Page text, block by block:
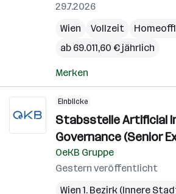
29.7.2026
Wien
Vollzeit
ab 69.011,60 € jährlich
Merken
Einblicke
Stabsstelle Artificial
Governance (Senior
OeKB Gruppe
Gestern veröffentlicht
Wien 1. Bezirk (Innere